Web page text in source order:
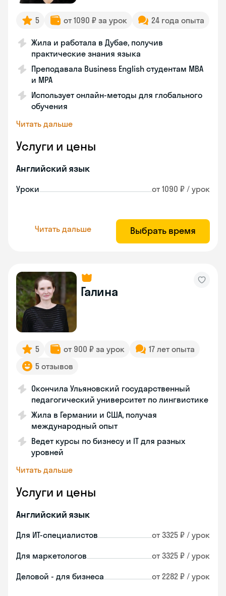
5 от 1090 ₽ за урок 24 года опыта
Жила и работала в Дубае, получив
практические знания языка
Преподавала Business English студентам MBA
и MPA
Использует онлайн-методы для глобального
обучения
Читать дальше
Услуги и цены
Английский язык
Уроки от 1090 ₽ / урок
Читать дальше Выбрать время
Галина
5 от 900 ₽ за урок
17 лет опыта
5 отзывов
Окончила Ульяновский государственный
педагогический университет по лингвистике
Жила в Германии и США, получая
международный опыт
Ведет курсы по бизнесу и IT для разных
уровней
Читать дальше
Услуги и цены
Английский язык
Для ИТ-специалистов от 3325 ₽ / урок
Для маркетологов от 3325 ₽ / урок
Деловой - для бизнеса от 2282 ₽ / урок